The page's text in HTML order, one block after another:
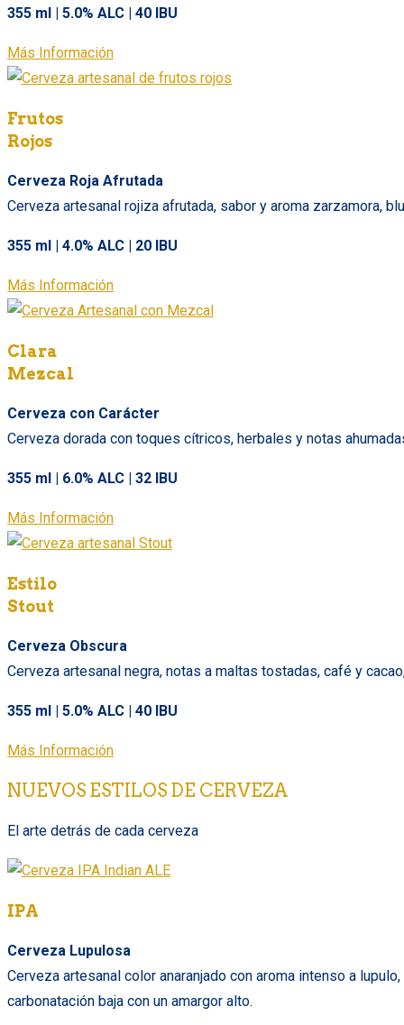
355 ml | 5.0% ALC | 40 IBU
Más Información
Frutos
Rojos
Cerveza Roja Afrutada
Cerveza artesanal rojiza afrutada, sabor y aroma zarzamora,
355 ml | 4.0% ALC | 20 IBU
Más Información
Clara
Mezcal
Cerveza con Carácter
Cerveza dorada con toques cítricos, herbales y notas
355 ml | 6.0% ALC | 32 IBU
Más Información
Estilo
Stout
Cerveza Obscura
Cerveza artesanal negra, notas a maltas tostadas, café y
355 ml | 5.0% ALC | 40 IBU
Más Información
NUEVOS ESTILOS DE CERVEZA
El arte detrás de cada cerveza
IPA
Cerveza Lupulosa
Cerveza artesanal color anaranjado con aroma intenso a
carbonatación baja con un amargor alto.